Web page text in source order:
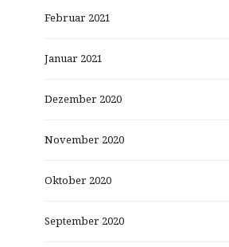
Februar 2021
Januar 2021
Dezember 2020
November 2020
Oktober 2020
September 2020